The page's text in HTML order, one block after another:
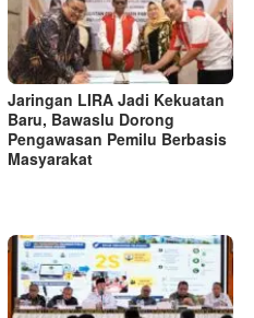
Jaringan LIRA Jadi Kekuatan
Baru, Bawaslu Dorong
Pengawasan Pemilu Berbasis
Masyarakat